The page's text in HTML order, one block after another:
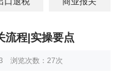
流程|实操要点
浏览次数： 27次